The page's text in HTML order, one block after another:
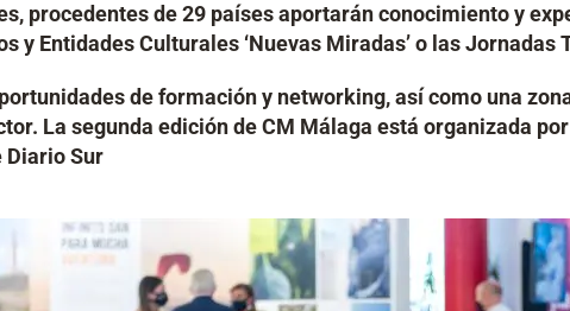
procedentes de 29 países aportarán conocimiento y
y Entidades Culturales ‘Nuevas Miradas’ o las Jornadas
de formación y networking, así como una
La segunda edición de CM Málaga está organizada
Diario Sur